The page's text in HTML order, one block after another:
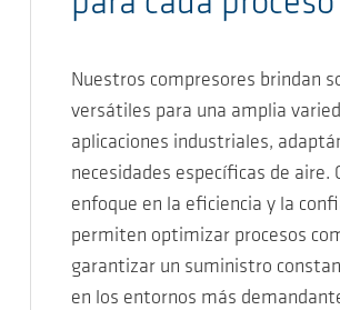
Nuestros compresores brindan
versátiles para una amplia
aplicaciones industriales,
necesidades específicas de aire.
enfoque en la eficiencia y la
permiten optimizar procesos
garantizar un suministro
en los entornos más